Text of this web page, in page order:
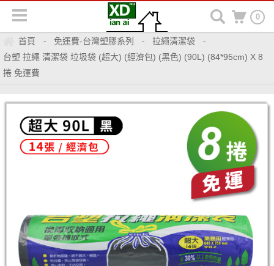
0
首頁 - 免運費-台灣塑膠系列 - 拉繩清潔袋 -
台塑 拉繩 清潔袋 垃圾袋 (超大) (經濟包) (黑色) (90L) (84*95cm) X 8
捲 免運費